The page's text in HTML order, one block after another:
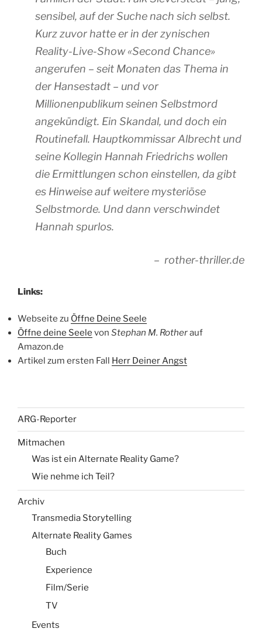
sensibel, auf der Suche nach sich selbst.
Kurz zuvor hatte er in der zynischen
Reality-Live-Show «Second Chance»
angerufen – seit Monaten das Thema in
der Hansestadt – und vor
Millionenpublikum seinen Selbstmord
angekündigt. Ein Skandal, und doch ein
Routinefall. Hauptkommissar Albrecht und
seine Kollegin Hannah Friedrichs wollen
die Ermittlungen schon einstellen, da gibt
es Hinweise auf weitere mysteriöse
Selbstmorde. Und dann verschwindet
Hannah spurlos.
– rother-thriller.de
Links:
Webseite zu Öffne Deine Seele
Öffne deine Seele von Stephan M. Rotherauf
Amazon.de
Artikel zum ersten Fall Herr Deiner Angst
ARG-Reporter
Mitmachen
Was ist ein Alternate Reality Game?
Wie nehme ich Teil?
Archiv
Transmedia Storytelling
Alternate Reality Games
Buch
Experience
Film/Serie
TV
Events